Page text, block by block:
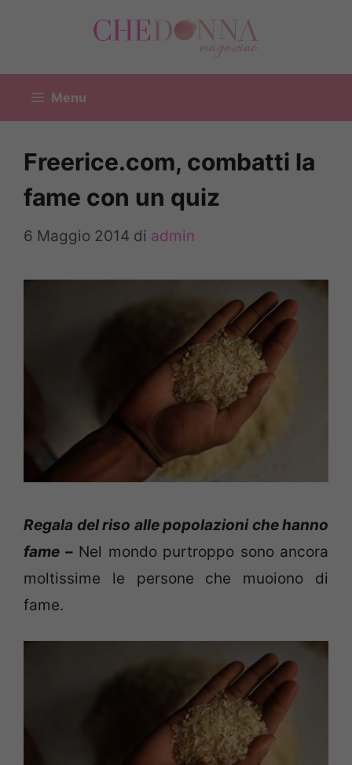
Menu
Freerice.com, combatti la
fame con un quiz
6 Maggio 2014 di admin
Regala del riso alle popolazioni che hanno
fame –Nel mondo purtroppo sono ancora
moltissime le persone che muoiono di
fame.